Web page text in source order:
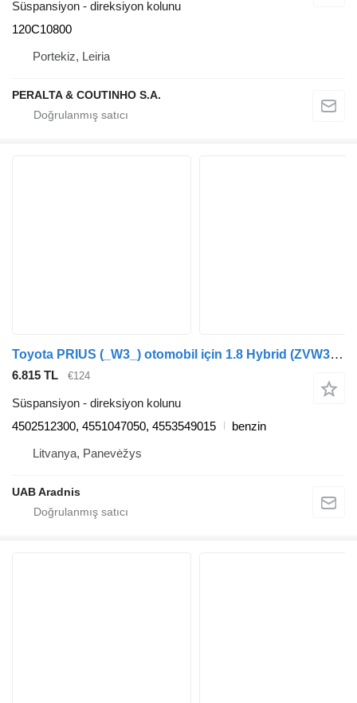
Süspansiyon - direksiyon kolunu
120C10800
Portekiz, Leiria
PERALTA & COUTINHO S.A.
Toyota PRIUS (_W3_) otomobil için 1.8 Hybrid (ZVW3_) 4502512300 direksiyon kolunu
6.815 TL €124
Süspansiyon - direksiyon kolunu
4502512300, 4551047050, 4553549015
benzin
Litvanya, Panevėžys
UAB Aradnis